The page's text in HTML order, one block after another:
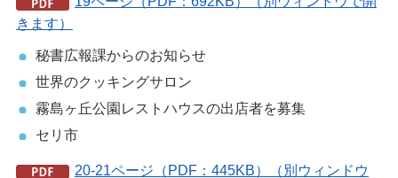
きます）
秘書広報課からのお知らせ
世界のクッキングサロン
霧島ヶ丘公園レストハウスの出店者を募集
セリ市
20-21ページ（PDF：445KB）（別ウィンドウ